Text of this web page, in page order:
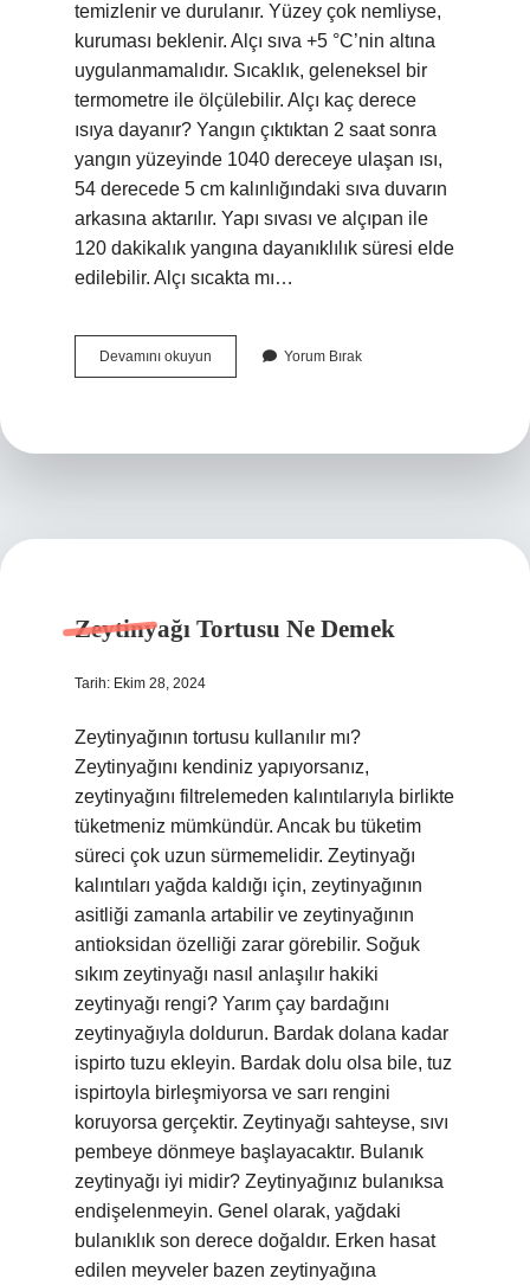
temizlenir ve durulanır. Yüzey çok nemliyse,
kuruması beklenir. Alçı sıva +5 °C’nin altına
uygulanmamalıdır. Sıcaklık, geleneksel bir
termometre ile ölçülebilir. Alçı kaç derece
ısıya dayanır? Yangın çıktıktan 2 saat sonra
yangın yüzeyinde 1040 dereceye ulaşan ısı,
54 derecede 5 cm kalınlığındaki sıva duvarın
arkasına aktarılır. Yapı sıvası ve alçıpan ile
120 dakikalık yangına dayanıklılık süresi elde
edilebilir. Alçı sıcakta mı…
Devamını okuyun
Kaç
Yorum Bırak
Zeytinyağı Tortusu Ne Demek
Tarih: Ekim 28, 2024
Zeytinyağının tortusu kullanılır mı?
Zeytinyağını kendiniz yapıyorsanız,
zeytinyağını filtrelemeden kalıntılarıyla birlikte
tüketmeniz mümkündür. Ancak bu tüketim
süreci çok uzun sürmemelidir. Zeytinyağı
kalıntıları yağda kaldığı için, zeytinyağının
asitliği zamanla artabilir ve zeytinyağının
antioksidan özelliği zarar görebilir. Soğuk
sıkım zeytinyağı nasıl anlaşılır hakiki
zeytinyağı rengi? Yarım çay bardağını
zeytinyağıyla doldurun. Bardak dolana kadar
ispirto tuzu ekleyin. Bardak dolu olsa bile, tuz
ispirtoyla birleşmiyorsa ve sarı rengini
koruyorsa gerçektir. Zeytinyağı sahteyse, sıvı
pembeye dönmeye başlayacaktır. Bulanık
zeytinyağı iyi midir? Zeytinyağınız bulanıksa
endişelenmeyin. Genel olarak, yağdaki
bulanıklık son derece doğaldır. Erken hasat
edilen meyveler bazen zeytinyağına